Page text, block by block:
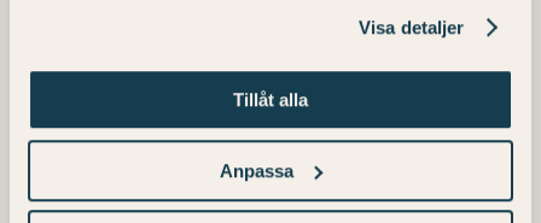
Visa detaljer
Tillåt alla
Anpassa
hotellet!